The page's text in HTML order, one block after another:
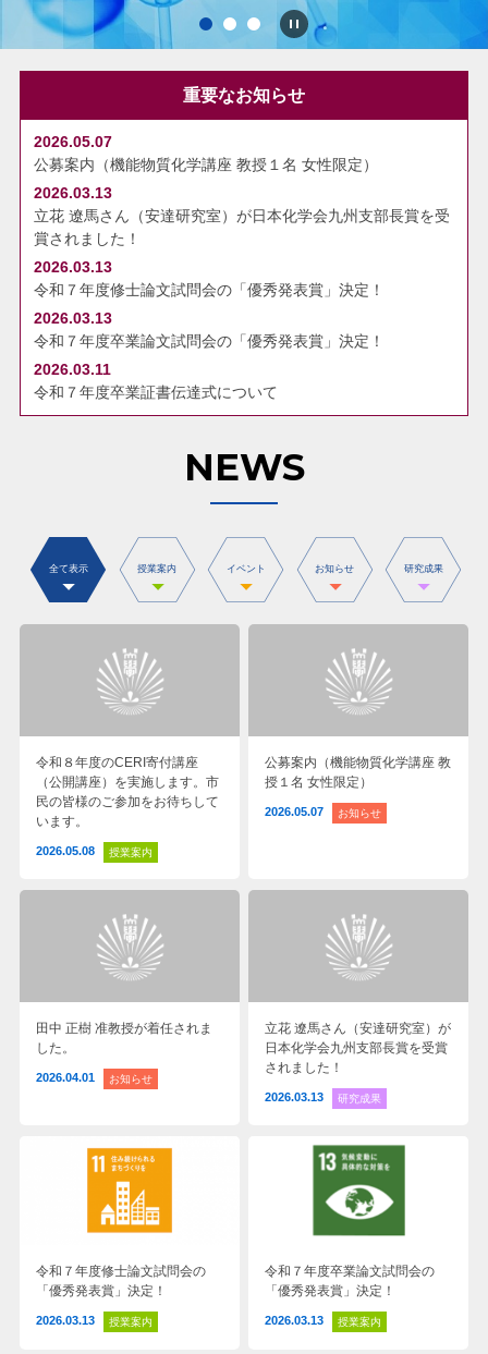
重要なお知らせ
2026.05.07
公募案内（機能物質化学講座 教授１名 女性限定）
2026.03.13
立花 遼馬さん（安達研究室）が日本化学会九州支部長賞を受
賞されました！
2026.03.13
令和７年度修士論文試問会の「優秀発表賞」決定！
2026.03.13
令和７年度卒業論文試問会の「優秀発表賞」決定！
2026.03.11
令和７年度卒業証書伝達式について
NEWS
全て表示 授業案内 イベント お知らせ 研究成果
令和８年度のCERI寄付講座
（公開講座）を実施します。市
民の皆様のご参加をお待ちして
います。
2026.05.08 授業案内
公募案内（機能物質化学講座 教
授１名 女性限定）
2026.05.07 お知らせ
田中 正樹 准教授が着任されま
した。
2026.04.01 お知らせ
立花 遼馬さん（安達研究室）が
日本化学会九州支部長賞を受賞
されました！
2026.03.13 研究成果
令和７年度修士論文試問会の
「優秀発表賞」決定！
2026.03.13 授業案内
令和７年度卒業論文試問会の
「優秀発表賞」決定！
2026.03.13 授業案内